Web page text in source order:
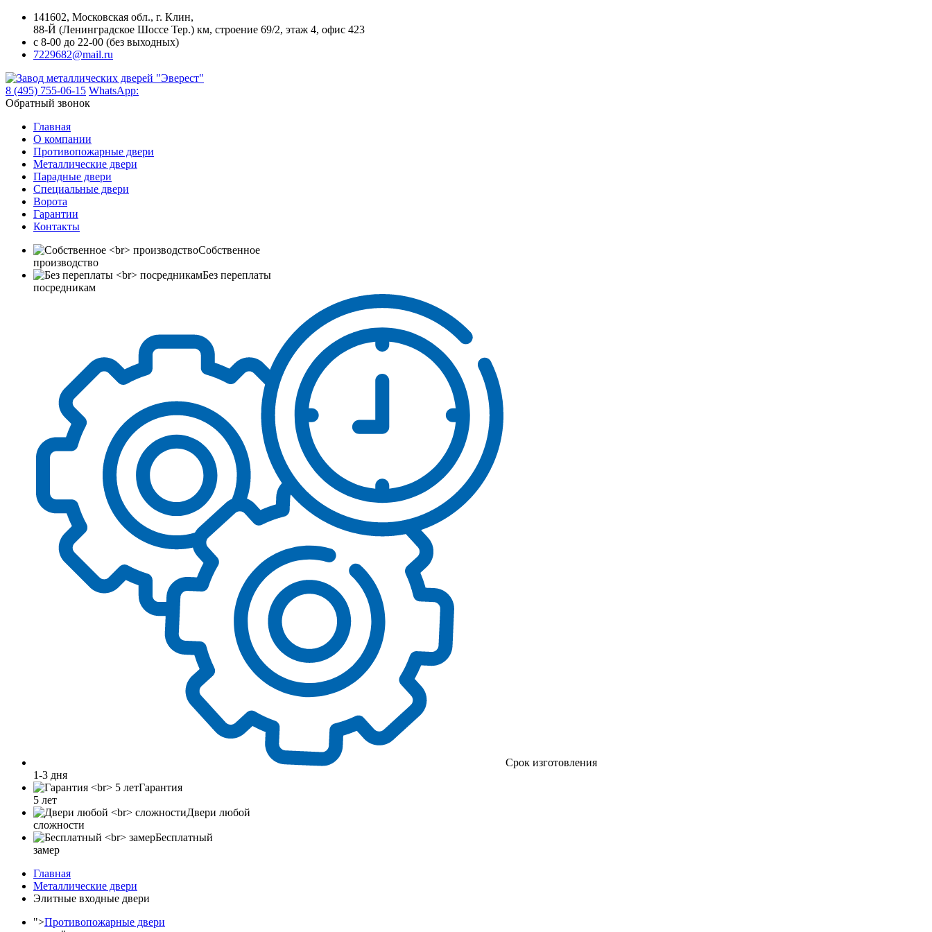
141602, Московская обл., г. Клин,
88-Й (Ленинградское Шоссе Тер.) км, строение 69/2, этаж 4, офис 423
с 8-00 до 22-00 (без выходных)
7229682@mail.ru
8 (495) 755-06-15 WhatsApp:
Обратный звонок
Главная
О компании
Противопожарные двери
Металлические двери
Парадные двери
Специальные двери
Ворота
Гарантии
Контакты
Собственное
производство
Без переплаты
посредникам
Срок изготовления
1-3 дня
Гарантия
5 лет
Двери любой
сложности
Бесплатный
замер
Главная
Металлические двери
Элитные входные двери
">Противопожарные двери